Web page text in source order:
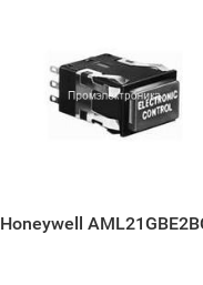
Honeywell